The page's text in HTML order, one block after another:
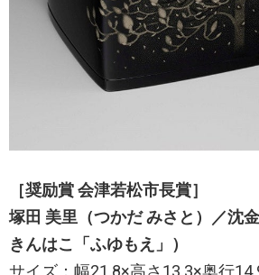
［奨励賞 会津若松市長賞］
塚田 美里（つかだ みさと）／沈
きんはこ「ふゆもえ」）
サイズ：幅21.8×高さ13.3×奥行